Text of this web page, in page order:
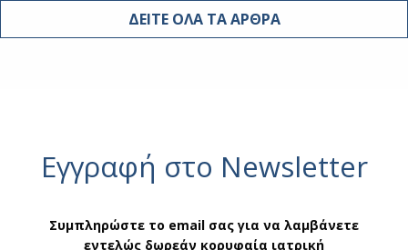
ΔΕΙΤΕ ΟΛΑ ΤΑ ΑΡΘΡΑ
Εγγραφή στο Newsletter
Συμπληρώστε το email σας για να λαμβάνετε
εντελώς δωρεάν κορυφαία ιατρική